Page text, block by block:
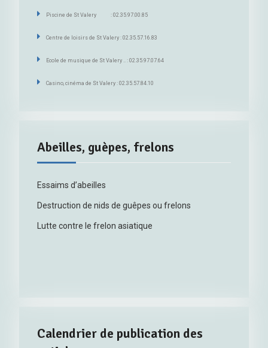
Piscine de St Valery : 02.35.97.00.85
Centre de loisirs de St Valery : 02.35.57.16.83
Ecole de musique de St Valery .. : 02.35.97.07.64
Casino, cinéma de St Valery : 02.35.57.84.10
Abeilles, guèpes, frelons
Essaims d’abeilles
Destruction de nids de guêpes ou frelons
Lutte contre le frelon asiatique
Calendrier de publication des